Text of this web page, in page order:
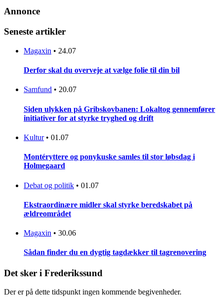
Annonce
Seneste artikler
Magaxin • 24.07
Derfor skal du overveje at vælge folie til din bil
Samfund • 20.07
Siden ulykken på Gribskovbanen: Lokaltog gennemfører
initiativer for at styrke tryghed og drift
Kultur • 01.07
Montéryttere og ponykuske samles til stor løbsdag i
Holmegaard
Debat og politik • 01.07
Ekstraordinære midler skal styrke beredskabet på
ældreområdet
Magaxin • 30.06
Sådan finder du en dygtig tagdækker til tagrenovering
Det sker i Frederikssund
Der er på dette tidspunkt ingen kommende begivenheder.